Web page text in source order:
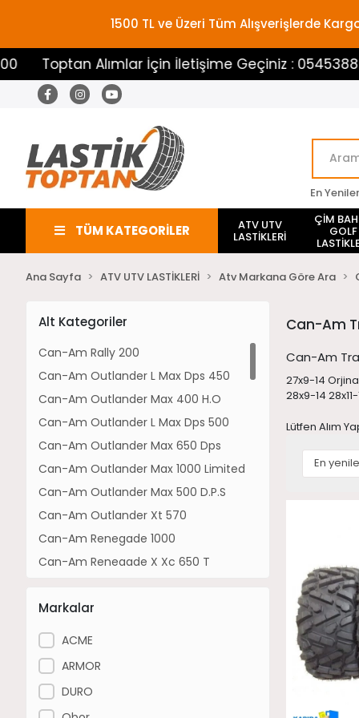
1500 TL ve Üzeri Tüm Alışverişlerde
Alımlar İçin İletişime Geçiniz : 05453883100
En Yeniler
TÜM KATEGORİLER ATV UTV
LASTİKLERİ
ÇİM
GOLF
Ana Sayfa ATV UTV LASTİKLERİ Atv Markana Göre Ara
Alt Kategoriler
Can-Am Rally 200
Can-Am Outlander L Max Dps 450
Can-Am Outlander Max 400 H.O
Can-Am Outlander L Max Dps 500
Can-Am Outlander Max 650 Dps
Can-Am Outlander Max 1000 Limited
Can-Am Outlander Max 500 D.P.S
Can-Am Outlander Xt 570
Can-Am Renegade 1000
Can-Am Renegade X Xc 650 T
Can-Am Outlander Max 800 Limited
Can-Am Outlander Dps 1000 T
Can-Am Outlander Max Xt 700
Can-Am Outlander Xtp 1000
Can-Am Maverick Trail 700
Markalar
ACME
ARMOR
DURO
Can-Am
Can-Am
27x9-14
28x9-14
Lütfen Alım